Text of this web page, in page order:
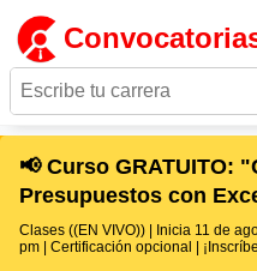
📢 Curso GRATUITO:
Presupuestos con
Clases ((EN VIVO)) | Inicia 11 de
pm | Certificación opcional |